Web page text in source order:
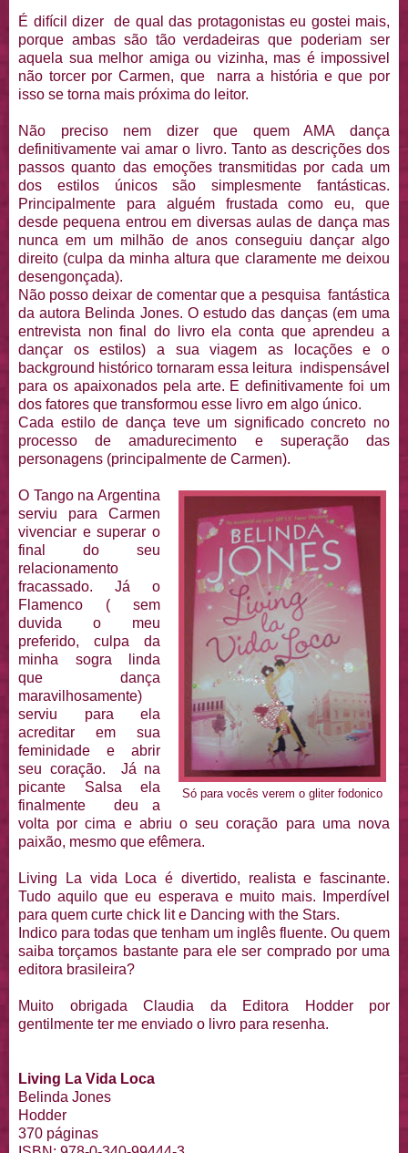
É difícil dizer de qual das protagonistas eu gostei mais,
porque ambas são tão verdadeiras que poderiam ser
aquela sua melhor amiga ou vizinha, mas é impossivel
não torcer por Carmen, que narra a história e que por
isso se torna mais próxima do leitor.
Não preciso nem dizer que quem AMA dança
definitivamente vai amar o livro. Tanto as descrições dos
passos quanto das emoções transmitidas por cada um
dos estilos únicos são simplesmente fantásticas.
Principalmente para alguém frustada como eu, que
desde pequena entrou em diversas aulas de dança mas
nunca em um milhão de anos conseguiu dançar algo
direito (culpa da minha altura que claramente me deixou
desengonçada).
Não posso deixar de comentar que a pesquisa fantástica
da autora Belinda Jones. O estudo das danças (em uma
entrevista non final do livro ela conta que aprendeu a
dançar os estilos) a sua viagem as locações e o
background histórico tornaram essa leitura indispensável
para os apaixonados pela arte. E definitivamente foi um
dos fatores que transformou esse livro em algo único.
Cada estilo de dança teve um significado concreto no
processo de amadurecimento e superação das
personagens (principalmente de Carmen).
Só para vocês verem o gliter fodonico
O Tango na Argentina
serviu para Carmen
vivenciar e superar o
final do seu
relacionamento
fracassado. Já o
Flamenco ( sem
duvida o meu
preferido, culpa da
minha sogra linda
que dança
maravilhosamente)
serviu para ela
acreditar em sua
feminidade e abrir
seu coração. Já na
picante Salsa ela
finalmente deu a
volta por cima e abriu o seu coração para uma nova
paixão, mesmo que efêmera.
Living La vida Loca é divertido, realista e fascinante.
Tudo aquilo que eu esperava e muito mais. Imperdível
para quem curte chick lit e Dancing with the Stars.
Indico para todas que tenham um inglês fluente. Ou quem
saiba torçamos bastante para ele ser comprado por uma
editora brasileira?
Muito obrigada Claudia da Editora Hodder por
gentilmente ter me enviado o livro para resenha.
Living La Vida Loca
Belinda Jones
Hodder
370 páginas